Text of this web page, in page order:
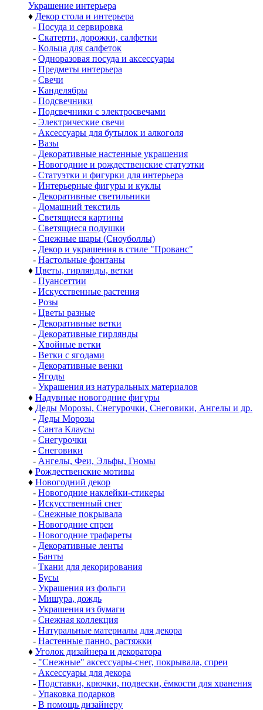
Украшение интерьера
♦ Декор стола и интерьера
- Посуда и сервировка
- Скатерти, дорожки, салфетки
- Кольца для салфеток
- Одноразовая посуда и аксессуары
- Предметы интерьера
- Свечи
- Канделябры
- Подсвечники
- Подсвечники с электросвечами
- Электрические свечи
- Аксессуары для бутылок и алкоголя
- Вазы
- Декоративные настенные украшения
- Новогодние и рождественские статуэтки
- Статуэтки и фигурки для интерьера
- Интерьерные фигуры и куклы
- Декоративные светильники
- Домашний текстиль
- Светящиеся картины
- Светящиеся подушки
- Снежные шары (Сноуболлы)
- Декор и украшения в стиле "Прованс"
- Настольные фонтаны
♦ Цветы, гирлянды, ветки
- Пуансеттии
- Искусственные растения
- Розы
- Цветы разные
- Декоративные ветки
- Декоративные гирлянды
- Хвойные ветки
- Ветки с ягодами
- Декоративные венки
- Ягоды
- Украшения из натуральных материалов
♦ Надувные новогодние фигуры
♦ Деды Морозы, Снегурочки, Снеговики, Ангелы и др.
- Деды Морозы
- Санта Клаусы
- Снегурочки
- Снеговики
- Ангелы, Феи, Эльфы, Гномы
♦ Рождественские мотивы
♦ Новогодний декор
- Новогодние наклейки-стикеры
- Искусственный снег
- Снежные покрывала
- Новогодние спреи
- Новогодние трафареты
- Декоративные ленты
- Банты
- Ткани для декорирования
- Бусы
- Украшения из фольги
- Мишура, дождь
- Украшения из бумаги
- Снежная коллекция
- Натуральные материалы для декора
- Настенные панно, растяжки
♦ Уголок дизайнера и декоратора
- "Снежные" аксессуары-снег, покрывала, спреи
- Аксессуары для декора
- Подставки, крючки, подвески, ёмкости для хранения
- Упаковка подарков
- В помощь дизайнеру